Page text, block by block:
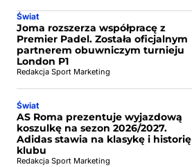
Świat
Joma rozszerza współpracę z
Premier Padel. Została oficjalnym
partnerem obuwniczym turnieju
London P1
Redakcja Sport Marketing
Świat
AS Roma prezentuje wyjazdową
koszulkę na sezon 2026/2027.
Adidas stawia na klasykę i historię
klubu
Redakcja Sport Marketing